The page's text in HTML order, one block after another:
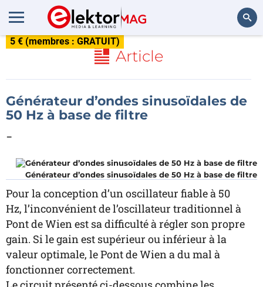
5 € (membres : GRATUIT)
Article
Générateur d’ondes sinusoïdales de
50 Hz à base de filtre
-
Générateur d’ondes sinusoïdales de 50 Hz à base de filtre
Pour la conception d’un oscillateur fiable à 50
Hz, l’inconvénient de l’oscillateur traditionnel à
Pont de Wien est sa difficulté à régler son propre
gain. Si le gain est supérieur ou inférieur à la
valeur optimale, le Pont de Wien a du mal à
fonctionner correctement.